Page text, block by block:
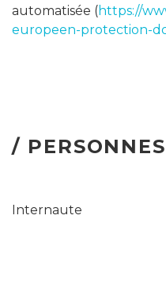
automatisée (https://
europeen-protection-
/
Internaute